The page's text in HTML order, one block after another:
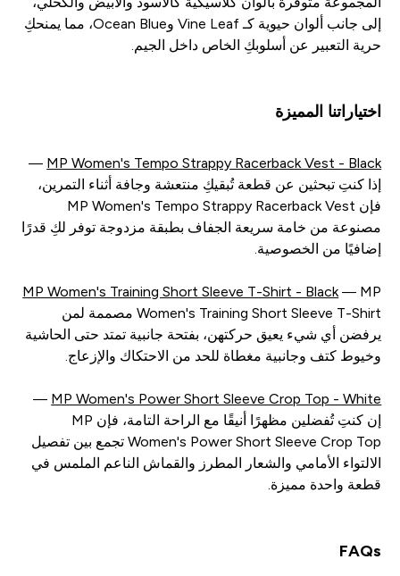
إلى جانب ألوان حيوية كـ Vine Leaf وOcean Blue، مما يمنحكِ
حرية التعبير عن أسلوبكِ الخاص داخل الجيم.
اختياراتنا المميزة
MP Women's Tempo Strappy Racerback Vest - Black
—
إذا كنتِ تبحثين عن قطعة تُبقيكِ منتعشة وجافة أثناء التمرين،
فإن MP Women's Tempo Strappy Racerback Vest
مصنوعة من خامة سريعة الجفاف بطبقة مزدوجة توفر لكِ قدرًا
إضافيًا من الخصوصية.
MP Women's Training Short Sleeve T-Shirt - Black — MP
Women's Training Short Sleeve T-Shirt مصممة لمن
يرفضن أي شيء يعيق حركتهن، بفتحة جانبية تمتد حتى الحاشية
وخيوط كتف وجانبية مغطاة للحد من الاحتكاك والإزعاج.
MP Women's Power Short Sleeve Crop Top - White
—
إن كنتِ تُفضلين مظهرًا أنيقًا مع الراحة التامة، فإن MP
Women's Power Short Sleeve Crop Top تجمع بين تفصيل
الالتواء الأمامي والشعار المطرز والقماش الناعم الملمس في
قطعة واحدة مميزة.
FAQs